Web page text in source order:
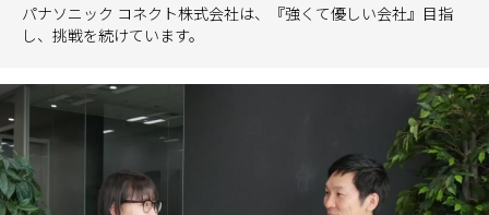
パナソニック コネクト株式会社は、『強くて優しい会社』目指
し、挑戦を続けています。